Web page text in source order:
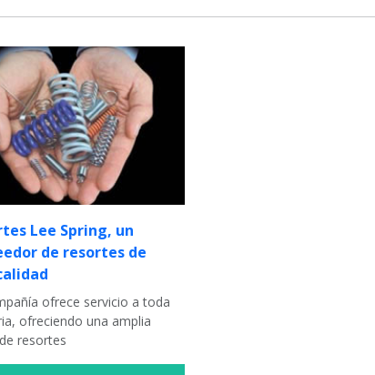
Lee Spring, un
de resortes de
ofrece servicio a toda
ofreciendo una amplia
resortes